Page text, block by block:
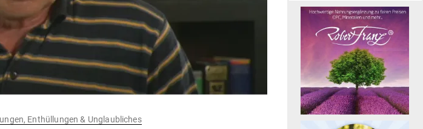
Enthüllungen & Unglaubliches